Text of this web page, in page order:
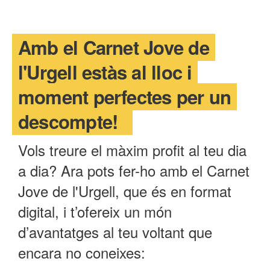
Amb el Carnet Jove de
l'Urgell estàs al lloc i
moment perfectes per un
descompte!
Vols treure el màxim profit al teu dia
a dia? Ara pots fer-ho amb el Carnet
Jove de l'Urgell, que és en format
digital, i t’ofereix un món
d’avantatges al teu voltant que
encara no coneixes: